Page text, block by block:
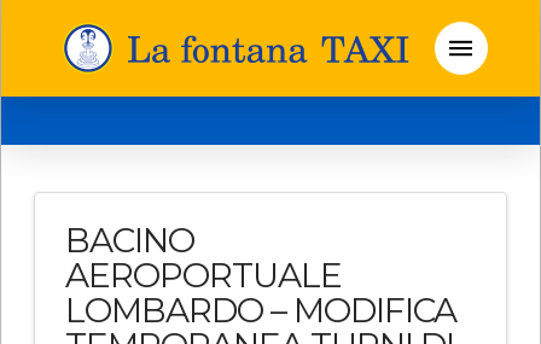
BACINO
AEROPORTUALE
LOMBARDO – MODIFICA